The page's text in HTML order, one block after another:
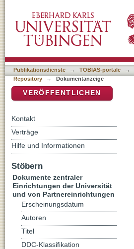
Begegnungen
Publikationsdienste → TOBIAS-portale →
Repository
→ Dokumentanzeige
VERÖFFENTLICHEN
Kontakt
Verträge
Hilfe und Informationen
Stöbern
Dokumente zentraler
Einrichtungen der Universität
und von Partnereinrichtungen
Erscheinungsdatum
Autoren
Titel
DDC-Klassifikation